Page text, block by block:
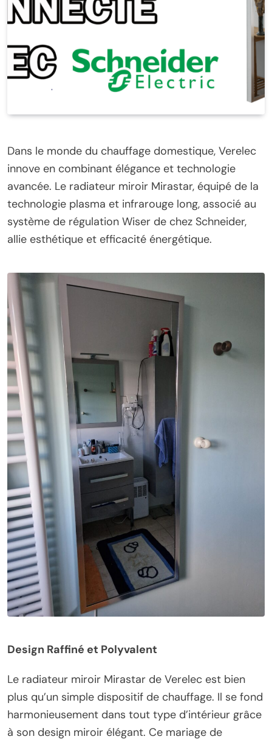
Dans le monde du chauffage domestique, Verelec
innove en combinant élégance et technologie
avancée. Le radiateur miroir Mirastar, équipé de la
technologie plasma et infrarouge long, associé au
système de régulation Wiser de chez Schneider,
allie esthétique et efficacité énergétique.
Design Raffiné et Polyvalent
Le radiateur miroir Mirastar de Verelec est bien
plus qu’un simple dispositif de chauffage. Il se fond
harmonieusement dans tout type d’intérieur grâce
à son design miroir élégant. Ce mariage de